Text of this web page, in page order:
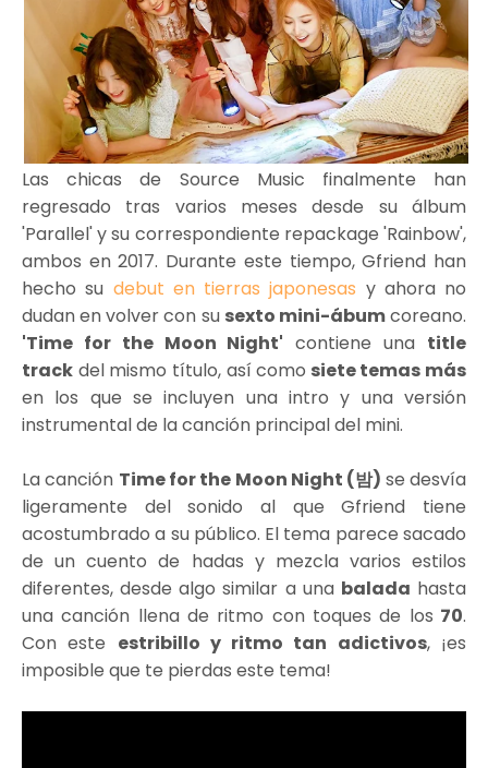
Las chicas de Source Music finalmente han
regresado tras varios meses desde su álbum
'Parallel' y su correspondiente repackage 'Rainbow',
ambos en 2017. Durante este tiempo, Gfriend han
hecho su debut en tierras japonesas y ahora no
dudan en volver con su sexto mini-ábumcoreano.
'Time for the Moon Night' contiene una title
track del mismo título, así como siete temas más
en los que se incluyen una intro y una versión
instrumental de la canción principal del mini.
La canción Time for the Moon Night (밤) se desvía
ligeramente del sonido al que Gfriend tiene
acostumbrado a su público. El tema parece sacado
de un cuento de hadas y mezcla varios estilos
diferentes, desde algo similar a una balada hasta
una canción llena de ritmo con toques de los 70.
Con este estribillo y ritmo tan adictivos, ¡es
imposible que te pierdas este tema!